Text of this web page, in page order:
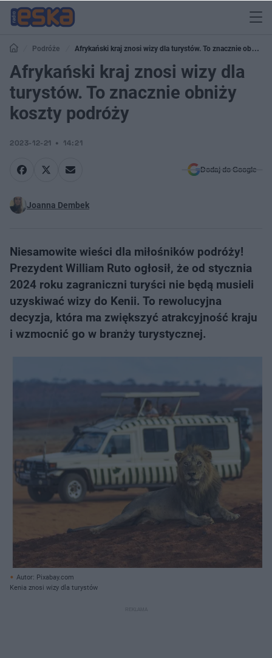
Podróże
Afrykański kraj znosi wizy dla turystów. To znacznie obniży
koszty podróży
Afrykański kraj znosi wizy dla
turystów. To znacznie obniży
koszty podróży
2023-12-21 14:21
Dodaj do Google
Joanna Dembek
Niesamowite wieści dla miłośników podróży!
Prezydent William Ruto ogłosił, że od stycznia
2024 roku zagraniczni turyści nie będą musieli
uzyskiwać wizy do Kenii. To rewolucyjna
decyzja, która ma zwiększyć atrakcyjność kraju
i wzmocnić go w branży turystycznej.
Autor: Pixabay.com
Kenia znosi wizy dla turystów